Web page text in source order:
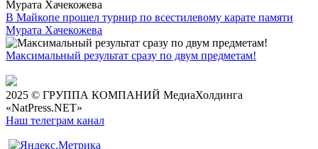
В Майкопе прошел турнир по всестилевому карате памяти
Мурата Хачекожева
Максимальный результат сразу по двум предметам!
2025 © ГРУППА КОМПАНИЙ МедиаХолдинга
«NatPress.NET»
Наш телеграм канал